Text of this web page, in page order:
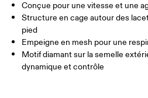
Conçue pour une vitesse et une
Structure en cage autour des
pied
Empeigne en mesh pour une
Motif diamant sur la semelle
dynamique et contrôle